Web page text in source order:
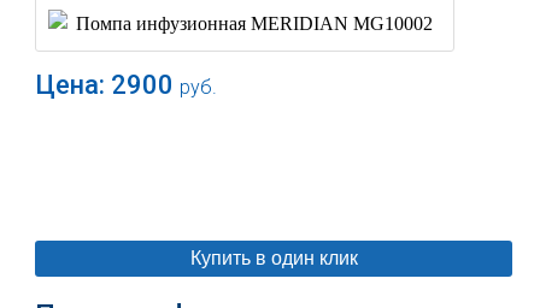
Цена: 2900 руб.
Купить в один клик